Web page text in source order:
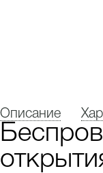
Описание